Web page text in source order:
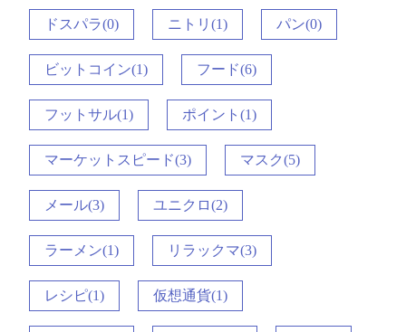
ドスパラ(0) ニトリ(1) パン(0)
ビットコイン(1) フード(6)
フットサル(1) ポイント(1)
マーケットスピード(3) マスク(5)
メール(3) ユニクロ(2)
ラーメン(1) リラックマ(3)
レシピ(1) 仮想通貨(1)